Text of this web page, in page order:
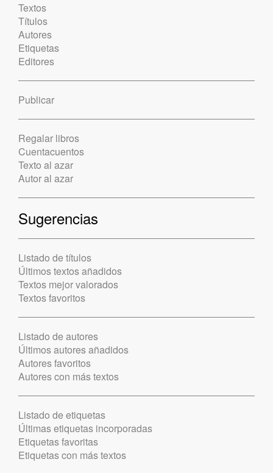
Textos
Títulos
Autores
Etiquetas
Editores
Publicar
Regalar libros
Cuentacuentos
Texto al azar
Autor al azar
Sugerencias
Listado de títulos
Últimos textos añadidos
Textos mejor valorados
Textos favoritos
Listado de autores
Últimos autores añadidos
Autores favoritos
Autores con más textos
Listado de etiquetas
Últimas etiquetas incorporadas
Etiquetas favoritas
Etiquetas con más textos